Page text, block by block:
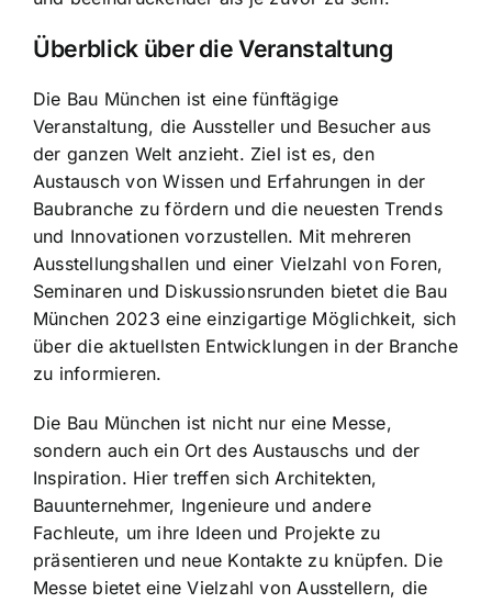
Überblick über die Veranstaltung
Die Bau München ist eine fünftägige
Veranstaltung, die Aussteller und Besucher aus
der ganzen Welt anzieht. Ziel ist es, den
Austausch von Wissen und Erfahrungen in der
Baubranche zu fördern und die neuesten Trends
und Innovationen vorzustellen. Mit mehreren
Ausstellungshallen und einer Vielzahl von Foren,
Seminaren und Diskussionsrunden bietet die Bau
München 2023 eine einzigartige Möglichkeit, sich
über die aktuellsten Entwicklungen in der Branche
zu informieren.
Die Bau München ist nicht nur eine Messe,
sondern auch ein Ort des Austauschs und der
Inspiration. Hier treffen sich Architekten,
Bauunternehmer, Ingenieure und andere
Fachleute, um ihre Ideen und Projekte zu
präsentieren und neue Kontakte zu knüpfen. Die
Messe bietet eine Vielzahl von Ausstellern, die